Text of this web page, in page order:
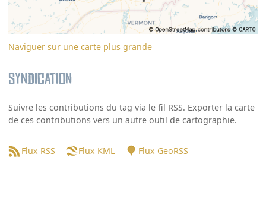
Naviguer sur une carte plus grande
Syndication
Suivre les contributions du tag via le fil RSS. Exporter la carte
de ces contributions vers un autre outil de cartographie.
Flux RSS Flux KML Flux GeoRSS